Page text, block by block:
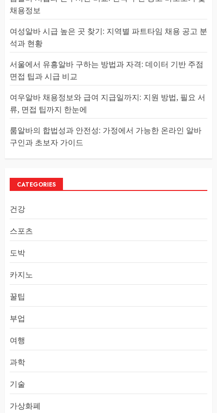
채용정보
여성알바 시급 높은 곳 찾기: 지역별 파트타임 채용 공고 분
석과 현황
서울에서 유흥알바 구하는 방법과 자격: 데이터 기반 주점
면접 팁과 시급 비교
여우알바 채용정보와 급여 지급일까지: 지원 방법, 필요 서
류, 면접 팁까지 한눈에
룸알바의 합법성과 안전성: 가정에서 가능한 온라인 알바
구인과 초보자 가이드
CATEGORIES
건강
스포츠
도박
카지노
꿀팁
부업
여행
과학
기술
가상화폐